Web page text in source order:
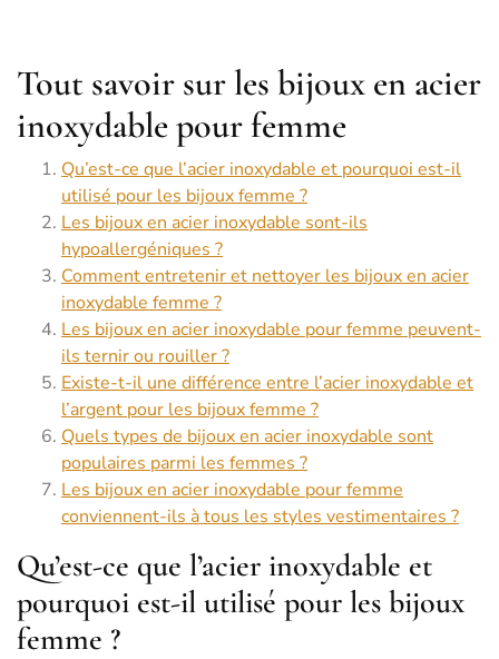
Tout savoir sur les bijoux en acier
inoxydable pour femme
Qu’est-ce que l’acier inoxydable et pourquoi est-il
utilisé pour les bijoux femme ?
Les bijoux en acier inoxydable sont-ils
hypoallergéniques ?
Comment entretenir et nettoyer les bijoux en acier
inoxydable femme ?
Les bijoux en acier inoxydable pour femme peuvent-
ils ternir ou rouiller ?
Existe-t-il une différence entre l’acier inoxydable et
l’argent pour les bijoux femme ?
Quels types de bijoux en acier inoxydable sont
populaires parmi les femmes ?
Les bijoux en acier inoxydable pour femme
conviennent-ils à tous les styles vestimentaires ?
Qu’est-ce que l’acier inoxydable et
pourquoi est-il utilisé pour les bijoux
femme ?